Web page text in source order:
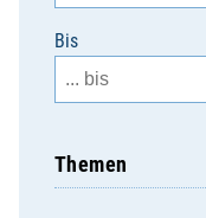
Bis
Themen